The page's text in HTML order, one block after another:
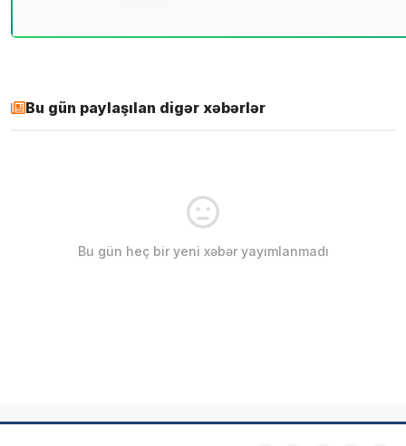
Bu gün paylaşılan digər xəbərlər
Bu gün heç bir yeni xəbər yayımlanmadı